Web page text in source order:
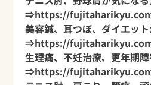
⇒https://
美容鍼、耳つぼ、ダイエッ
⇒https://
生理痛、不妊治療、更年期
⇒https://